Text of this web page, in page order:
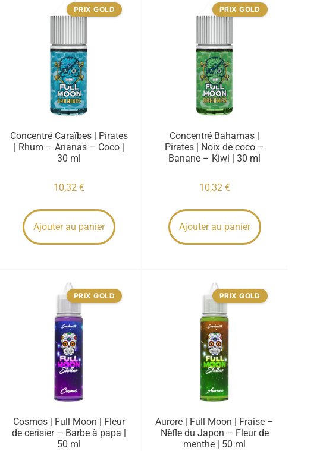
PRIX GOLD
Concentré Caraïbes | Pirates
| Rhum – Ananas – Coco |
30 ml
10,32 €
Ajouter au panier
PRIX GOLD
Concentré Bahamas |
Pirates | Noix de coco –
Banane – Kiwi | 30 ml
10,32 €
Ajouter au panier
PRIX GOLD
Cosmos | Full Moon | Fleur
de cerisier – Barbe à papa |
50 ml
PRIX GOLD
Aurore | Full Moon | Fraise –
Nèfle du Japon – Fleur de
menthe | 50 ml